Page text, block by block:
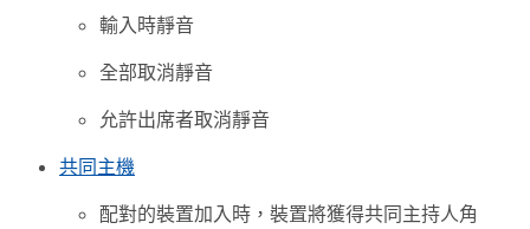
輸入時靜音
全部取消靜音
允許出席者取消靜音
共同主機
配對的裝置加入時，裝置將獲得共同主持人角